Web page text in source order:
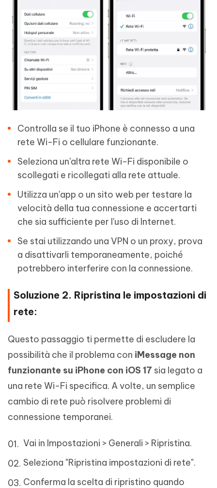
Controlla se il tuo iPhone è connesso a una
rete Wi-Fi o cellulare funzionante.
Seleziona un'altra rete Wi-Fi disponibile o
scollegati e ricollegati alla rete attuale.
Utilizza un'app o un sito web per testare la
velocità della tua connessione e accertarti
che sia sufficiente per l'uso di Internet.
Se stai utilizzando una VPN o un proxy, prova
a disattivarli temporaneamente, poiché
potrebbero interferire con la connessione.
Soluzione 2. Ripristina le impostazioni di
rete:
Questo passaggio ti permette di escludere la
possibilità che il problema con iMessage non
funzionante su iPhone con iOS 17 sia legato a
una rete Wi-Fi specifica. A volte, un semplice
cambio di rete può risolvere problemi di
connessione temporanei.
Vai in Impostazioni > Generali > Ripristina.
Seleziona "Ripristina impostazioni di rete".
Conferma la scelta di ripristino quando